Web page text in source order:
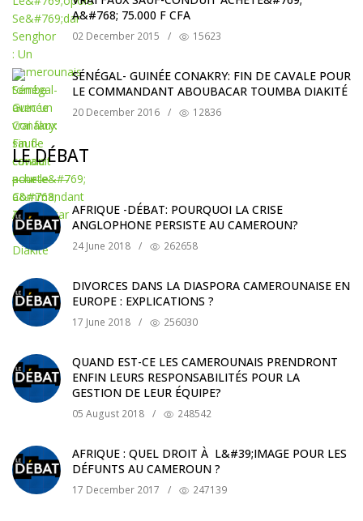
A&#768; 75.000 F CFA
02 December 2015 / 15623
SÉNÉGAL- GUINÉE CONAKRY: FIN DE CAVALE POUR
LE COMMANDANT ABOUBACAR TOUMBA DIAKITÉ
20 December 2016 / 12836
LE DÉBAT
AFRIQUE -DÉBAT: POURQUOI LA CRISE
ANGLOPHONE PERSISTE AU CAMEROUN?
24 June 2018 / 262658
DIVORCES DANS LA DIASPORA CAMEROUNAISE EN
EUROPE : EXPLICATIONS ?
17 June 2018 / 256030
QUAND EST-CE LES CAMEROUNAIS PRENDRONT
ENFIN LEURS RESPONSABILITÉS POUR LA
GESTION DE LEUR ÉQUIPE?
05 August 2018 / 248542
AFRIQUE : QUEL DROIT À L&#39;IMAGE POUR LES
DÉFUNTS AU CAMEROUN ?
17 December 2017 / 247139